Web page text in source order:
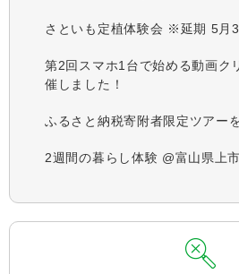
さといも定植体験会 ※延期 5月
第2回スマホ1台で始める動画ク
催しました！
ふるさと納税寄附者限定ツアー
2週間の暮らし体験 @富山県上